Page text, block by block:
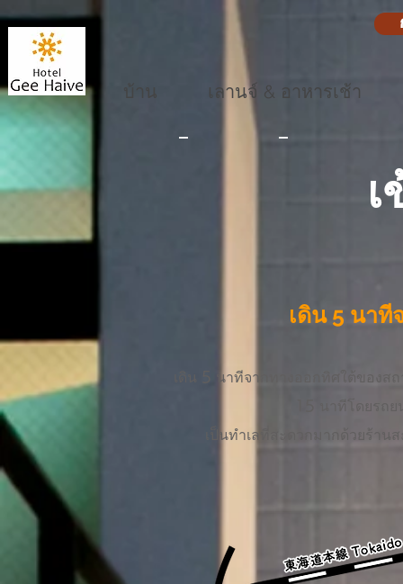
บ้าน เลานจ์ & อาหารเช้า
เดิน 5 นาที
เดิน 5 นาทีจากทางออกทิศใต้ของ
เป็นทำเลที่สะดวกมากด้วยร้าน